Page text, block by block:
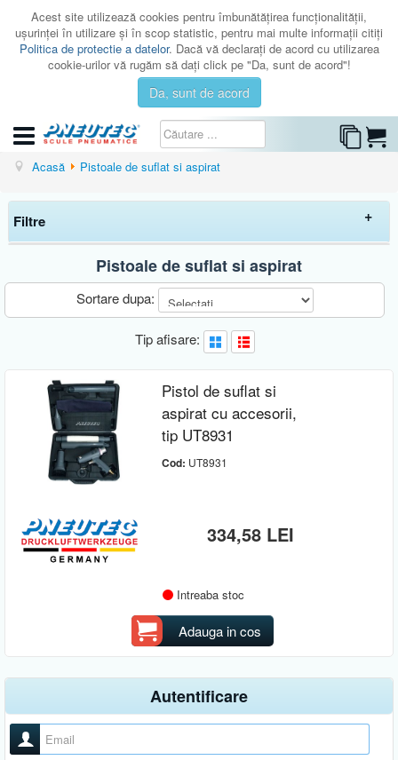
Acest site utilizează cookies pentru îmbunătăţirea funcţionalităţii,
uşurinţei în utilizare şi în scop statistic, pentru mai multe informaţii citiţi
Politica de protectie a datelor. Dacă vă declaraţi de acord cu utilizarea
cookie-urilor vă rugăm să daţi click pe "Da, sunt de acord"!
Da, sunt de acord
CATEGORII
SERVICE
CONTACT
AUTENTIFICARE
Acasă Pistoale de suflat si aspirat
Filtre
Elimina filtrele
Preț
PNEUTEC(1)
Pistoale de suflat si aspirat
Sortare dupa:
Tip afisare:
Pistol de suflat si
aspirat cu accesorii,
tip UT8931
Cod: UT8931
334,58 LEI
Intreaba stoc
Adauga in cos
Autentificare
Nume utilizator